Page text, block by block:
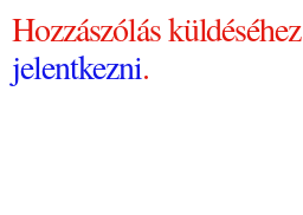
Hozzászólás küldéséhez
jelentkezni.